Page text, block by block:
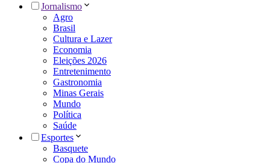
Jornalismo
Agro
Brasil
Cultura e Lazer
Economia
Eleições 2026
Entretenimento
Gastronomia
Minas Gerais
Mundo
Política
Saúde
Esportes
Basquete
Copa do Mundo